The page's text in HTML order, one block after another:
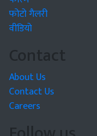
फोटो गैलरी
वीडियो
Contact
About Us
Contact Us
Careers